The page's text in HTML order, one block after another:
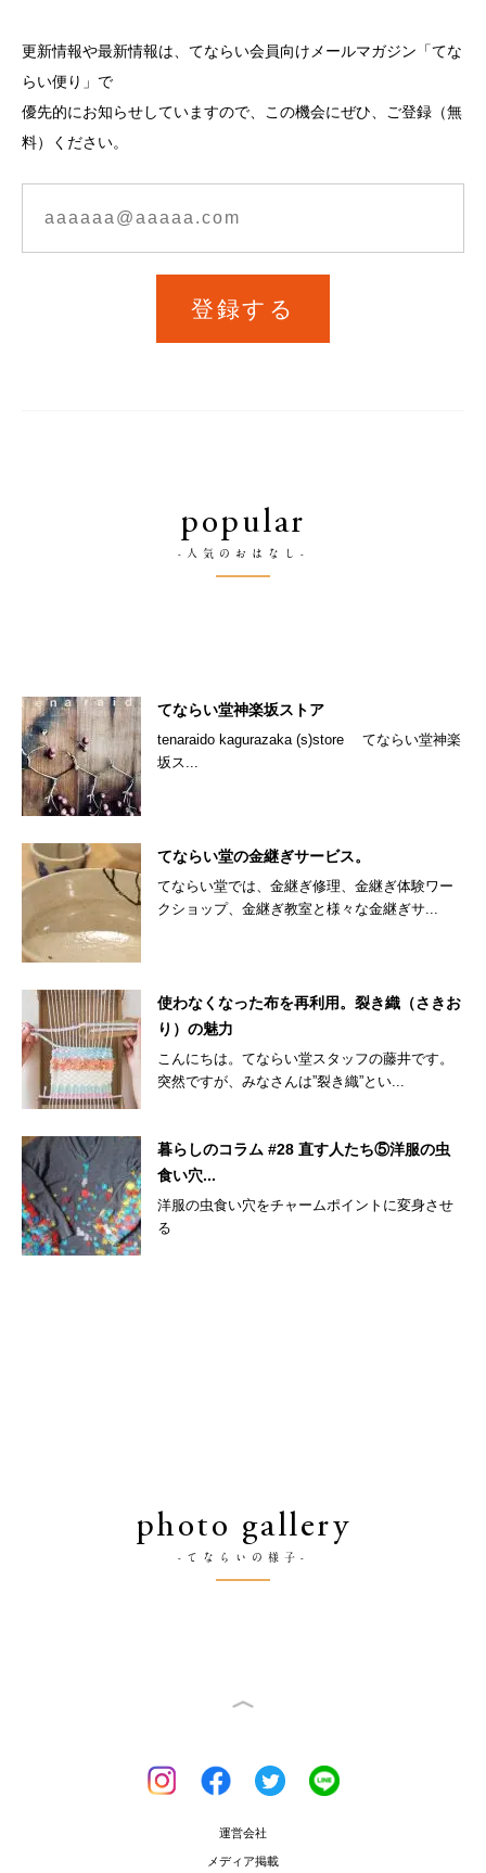
更新情報や最新情報は、てならい会員向けメールマガジン「てな
らい便り」で
優先的にお知らせしていますので、この機会にぜひ、ご登録（無
料）ください。
登録する
popular
-人気のおはなし-
てならい堂神楽坂ストア
tenaraido kagurazaka (s)store てならい堂神楽
坂ス...
てならい堂の金継ぎサービス。
てならい堂では、金継ぎ修理、金継ぎ体験ワー
クショップ、金継ぎ教室と様々な金継ぎサ...
使わなくなった布を再利用。裂き織（さきお
り）の魅力
こんにちは。てならい堂スタッフの藤井です。
突然ですが、みなさんは”裂き織”とい...
暮らしのコラム #28 直す人たち⑤洋服の虫
食い穴...
洋服の虫食い穴をチャームポイントに変身させ
る
photo gallery
-てならいの様子-
運営会社
メディア掲載